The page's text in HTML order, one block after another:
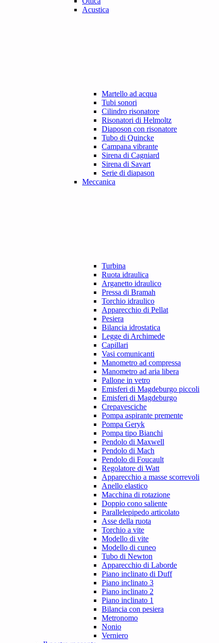
Acustica
Martello ad acqua
Tubi sonori
Cilindro risonatore
Risonatori di Helmoltz
Diaposon con risonatore
Tubo di Quincke
Campana vibrante
Sirena di Cagniard
Sirena di Savart
Serie di diapason
Meccanica
Turbina
Ruota idraulica
Arganetto idraulico
Pressa di Bramah
Torchio idraulico
Apparecchio di Pellat
Pesiera
Bilancia idrostatica
Legge di Archimede
Capillari
Vasi comunicanti
Manometro ad compressa
Manometro ad aria libera
Pallone in vetro
Emisferi di Magdeburgo piccoli
Emisferi di Magdeburgo
Crepavesciche
Pompa aspirante premente
Pompa Geryk
Pompa tipo Bianchi
Pendolo di Maxwell
Pendolo di Mach
Pendolo di Foucault
Regolatore di Watt
Apparecchio a masse scorrevoli
Anello elastico
Macchina di rotazione
Doppio cono saliente
Parallelepipedo articolato
Asse della ruota
Torchio a vite
Modello di vite
Modello di cuneo
Tubo di Newton
Apparecchio di Laborde
Piano inclinato di Duff
Piano inclinato 3
Piano inclinato 2
Piano inclinato 1
Bilancia con pesiera
Metronomo
Nonio
Verniero